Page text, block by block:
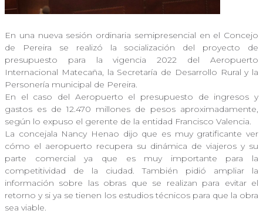
En una nueva sesión ordinaria semipresencial en el Concejo
de Pereira se realizó la socialización del proyecto de
presupuesto para la vigencia 2022 del Aeropuerto
Internacional Matecaña, la Secretaría de Desarrollo Rural y la
Personería municipal de Pereira.
En el caso del Aeropuerto el presupuesto de ingresos y
gastos es de 12.470 millones de pesos aproximadamente,
según lo expuso el gerente de la entidad Francisco Valencia.
La concejala Nancy Henao dijo que es muy gratificante ver
cómo el aeropuerto recupera su dinámica de viajeros y su
parte comercial ya que es muy importante para la
competitividad de la ciudad. También pidió ampliar la
información sobre las obras que se realizan para evitar el
retorno y si ya se tienen los estudios técnicos para que la obra
sea viable.